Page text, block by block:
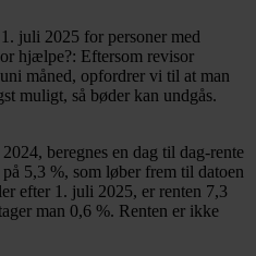
juli 2025 for personer med
hjælpe?: Eftersom revisor
måned, opfordrer vi til at man
muligt, så bøder kan undgås.
beregnes en dag til dag-rente
5,3 %, som løber frem til datoen
efter 1. juli 2025, er renten 7,3
man 0,6 %. Renten er ikke